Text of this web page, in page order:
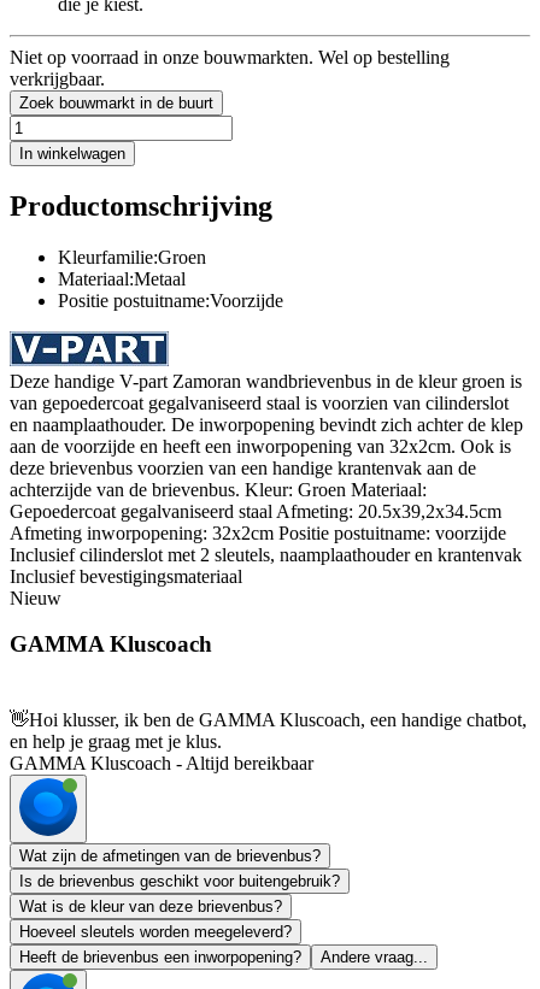
Niet op voorraad in onze bouwmarkten. Wel op bestelling
verkrijgbaar.
Zoek bouwmarkt in de buurt
In winkelwagen
Productomschrijving
Kleurfamilie:Groen
Materiaal:Metaal
Positie postuitname:Voorzijde
Deze handige V-part Zamoran wandbrievenbus in de kleur groen is
van gepoedercoat gegalvaniseerd staal is voorzien van cilinderslot
en naamplaathouder. De inworpopening bevindt zich achter de klep
aan de voorzijde en heeft een inworpopening van 32x2cm. Ook is
deze brievenbus voorzien van een handige krantenvak aan de
achterzijde van de brievenbus. Kleur: Groen Materiaal:
Gepoedercoat gegalvaniseerd staal Afmeting: 20.5x39,2x34.5cm
Afmeting inworpopening: 32x2cm Positie postuitname: voorzijde
Inclusief cilinderslot met 2 sleutels, naamplaathouder en krantenvak
Inclusief bevestigingsmateriaal
Nieuw
GAMMA Kluscoach
👋Hoi klusser, ik ben de GAMMA Kluscoach, een handige chatbot,
en help je graag met je klus.
GAMMA Kluscoach - Altijd bereikbaar
Wat zijn de afmetingen van de brievenbus?
Is de brievenbus geschikt voor buitengebruik?
Wat is de kleur van deze brievenbus?
Hoeveel sleutels worden meegeleverd?
Heeft de brievenbus een inworpopening?
Andere vraag...